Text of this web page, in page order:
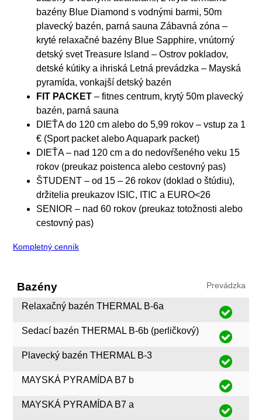
bazény Blue Diamond s vodnými barmi, 50m
plavecký bazén, parná sauna Zábavná zóna –
kryté relaxačné bazény Blue Sapphire, vnútorný
detský svet Treasure Island – Ostrov pokladov,
detské kútiky a ihriská Letná prevádzka – Mayská
pyramída, vonkajší detský bazén
FIT PACKET – fitnes centrum, krytý 50m plavecký
bazén, parná sauna
DIEŤA do 120 cm alebo do 5,99 rokov – vstup za 1
€ (Sport packet alebo Aquapark packet)
DIEŤA – nad 120 cm a do nedovŕšeného veku 15
rokov (preukaz poistenca alebo cestovný pas)
ŠTUDENT – od 15 – 26 rokov (doklad o štúdiu),
držitelia preukazov ISIC, ITIC a EURO<26
SENIOR – nad 60 rokov (preukaz totožnosti alebo
cestovný pas)
Kompletný cenník
Bazény Prevádzka
Relaxačný bazén THERMAL B-6a
Sedací bazén THERMAL B-6b (perličkový)
Plavecký bazén THERMAL B-3
MAYSKÁ PYRAMÍDA B7 b
MAYSKÁ PYRAMÍDA B7 a